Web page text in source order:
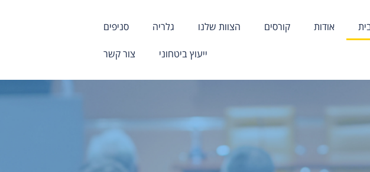
אודות קורסים הצוות שלנו גלריה ​סניפים
ייעוץ ביטחוני צור קשר